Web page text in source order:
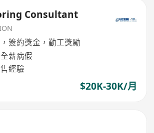
Consultant
簽約獎金，勤工獎勵
薪病假
經驗
$20K-30K/月